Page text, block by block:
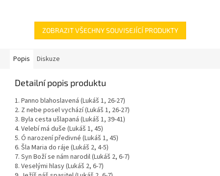
ZOBRAZIT VŠECHNY SOUVISEJÍCÍ PRODUKTY
Popis Diskuze
Detailní popis produktu
1. Panno blahoslavená (Lukáš 1, 26-27)
2. Z nebe posel vychází (Lukáš 1, 26-27)
3. Byla cesta ušlapaná (Lukáš 1, 39-41)
4. Velebí má duše (Lukáš 1, 45)
5. Ó narození předivné (Lukáš 1, 45)
6. Šla Maria do ráje (Lukáš 2, 4-5)
7. Syn Boží se nám narodil (Lukáš 2, 6-7)
8. Veselými hlasy (Lukáš 2, 6-7)